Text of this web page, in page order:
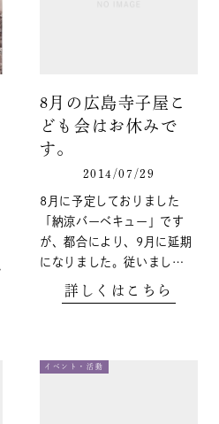
8月の広島寺子屋こ
ども会はお休みで
す。
2014/07/29
8月に予定しておりました
「納涼バーベキュー」です
が、都合により、9月に延期
になりました。従いまし…
詳しくはこちら
イベント・活動